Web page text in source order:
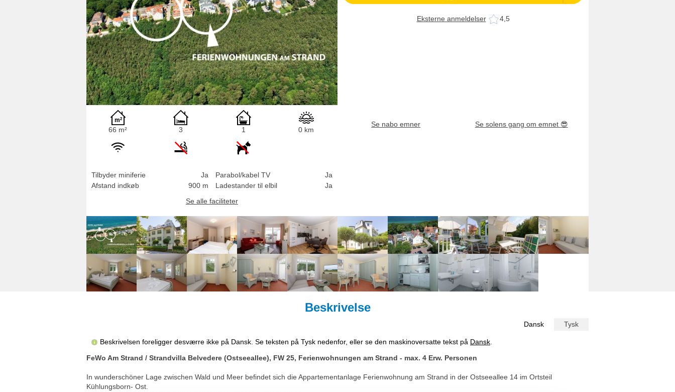
Eksterne anmeldelser 4,5
66 m² 3 1 0 km
Tilbyder miniferie
Ja
Afstand indkøb
900 m
Parabol/kabel TV
Ja
Ladestander til elbil
Ja
Se alle faciliteter
Se nabo emner Se solens gang om emnet 😎
Beskrivelse
Dansk Tysk
Beskrivelsen foreligger desværre ikke på Dansk. Se teksten på Tysk nedenfor, eller se den maskinoversatte tekst på Dansk
FeWo Am Strand / Strandvilla Belvedere (Ostseeallee), FW 25, Ferienwohnungen am Strand - max. 4 Erw. Personen
In wunderschöner Lage zwischen Wald und Meer befindet sich die Appartementanlage Ferienwohnung am Strand in der Ostseeallee 14 im Ortsteil
Kühlungsborn- Ost.